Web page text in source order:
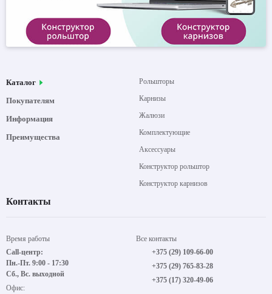
Каталог
Покупателям
Информация
Преимущества
Рольшторы
Карнизы
Жалюзи
Комплектующие
Аксессуары
Конструктор рольштор
Конструктор карнизов
Контакты
Время работы
Call-центр:
Пн.-Пт. 9:00 - 17:30
Сб., Вс. выходной
Офис:
Все контакты
+375 (29) 109-66-00
+375 (29) 765-83-28
+375 (17) 320-49-06